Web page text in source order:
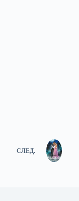
СЛЕД.